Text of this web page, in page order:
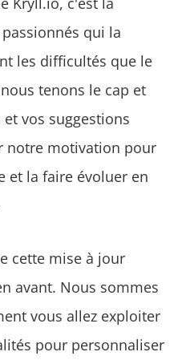
qui la
les difficultés que le
tenons le cap et
vos suggestions
notre motivation pour
et la faire évoluer en
cette mise à jour
avant. Nous sommes
vous allez exploiter
pour personnaliser